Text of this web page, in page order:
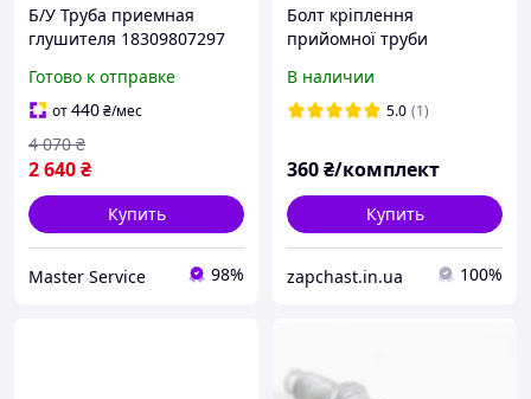
Б/У Труба приемная
глушителя 18309807297
17 (9807297, 18309804986,
9804986)
Готово к отправке
от440₴/мес
2 640₴
4 070 ₴
Купить
Master Service 98%
Болт кріплення
прийомної труби
1203015XV08XB + 1203013-
V08 (Haval M2/M4/H6/H7,
В наличии
5.0 (1)
360₴/комплект
Купить
zapchast.in.ua 100%